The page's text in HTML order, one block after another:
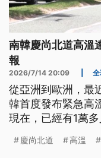
南韓慶尚北道高溫
報
2026/7/14 20:09
從亞洲到歐洲，最
韓首度發布緊急高
現在，已經有1萬多
慶尚北道 高溫